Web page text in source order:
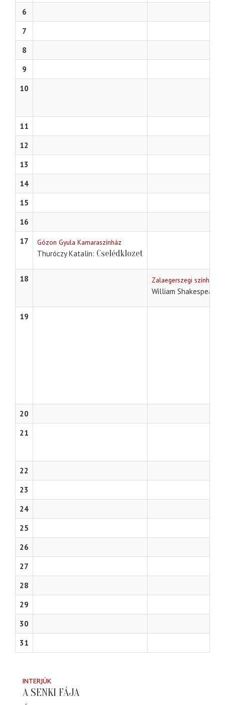
6
7
8
9
10
11
12
13
14
15
16
17
Gózon Gyula Kamaraszínház
Thuróczy Katalin Cselédklozet
18 Zalaegerszegi színház
William Shakespeare
19
20
21
22
23
24
25
26
27
28
29
30
31
INTERJÚK
A SENKI FÁJA